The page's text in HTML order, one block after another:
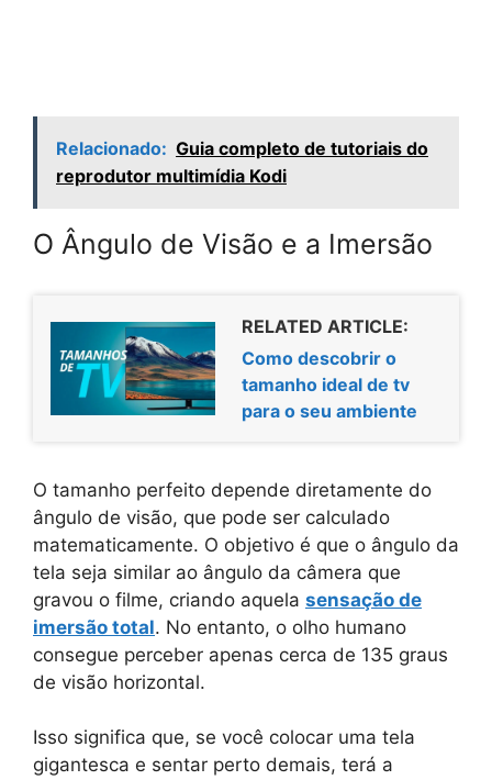
Relacionado: Guia completo de tutoriais do
reprodutor multimídia Kodi
O Ângulo de Visão e a Imersão
RELATED ARTICLE:
Como descobrir o
tamanho ideal de tv
para o seu ambiente
O tamanho perfeito depende diretamente do
ângulo de visão, que pode ser calculado
matematicamente. O objetivo é que o ângulo da
tela seja similar ao ângulo da câmera que
gravou o filme, criando aquela sensação de
imersão total. No entanto, o olho humano
consegue perceber apenas cerca de 135 graus
de visão horizontal.
Isso significa que, se você colocar uma tela
gigantesca e sentar perto demais, terá a